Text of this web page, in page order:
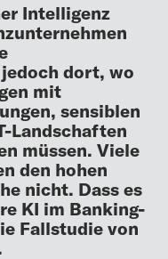
Intelligenz
dort, wo
mit
sensiblen
Landschaften
müssen. Viele
den hohen
nicht. Dass es
KI im Banking-
Fallstudie von